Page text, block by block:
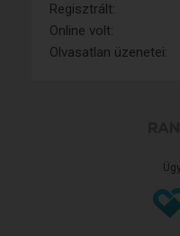
Regisztrált:
Online volt:
Olvasatlan üzenetei: